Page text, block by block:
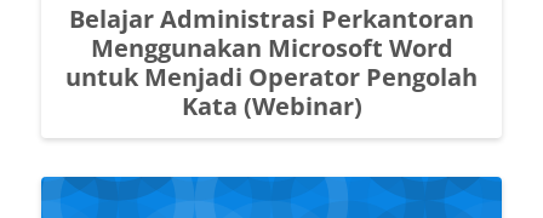
Belajar Administrasi Perkantoran
Menggunakan Microsoft Word
untuk Menjadi Operator Pengolah
Kata (Webinar)